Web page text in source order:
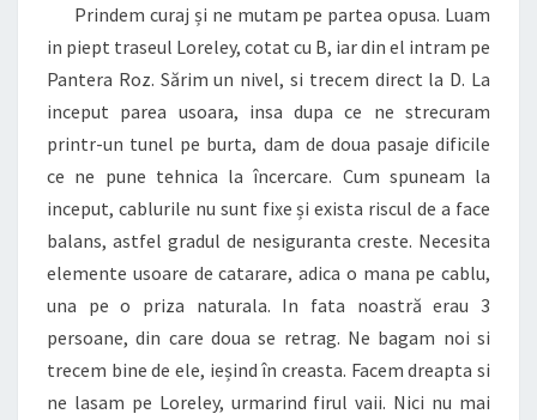
Prindem curaj și ne mutam pe partea opusa. Luam
in piept traseul Loreley, cotat cu B, iar din el intram pe
Pantera Roz. Sărim un nivel, si trecem direct la D. La
inceput parea usoara, insa dupa ce ne strecuram
printr-un tunel pe burta, dam de doua pasaje dificile
ce ne pune tehnica la încercare. Cum spuneam la
inceput, cablurile nu sunt fixe și exista riscul de a face
balans, astfel gradul de nesiguranta creste. Necesita
elemente usoare de catarare, adica o mana pe cablu,
una pe o priza naturala. In fata noastră erau 3
persoane, din care doua se retrag. Ne bagam noi si
trecem bine de ele, ieșind în creasta. Facem dreapta si
ne lasam pe Loreley, urmarind firul vaii. Nici nu mai